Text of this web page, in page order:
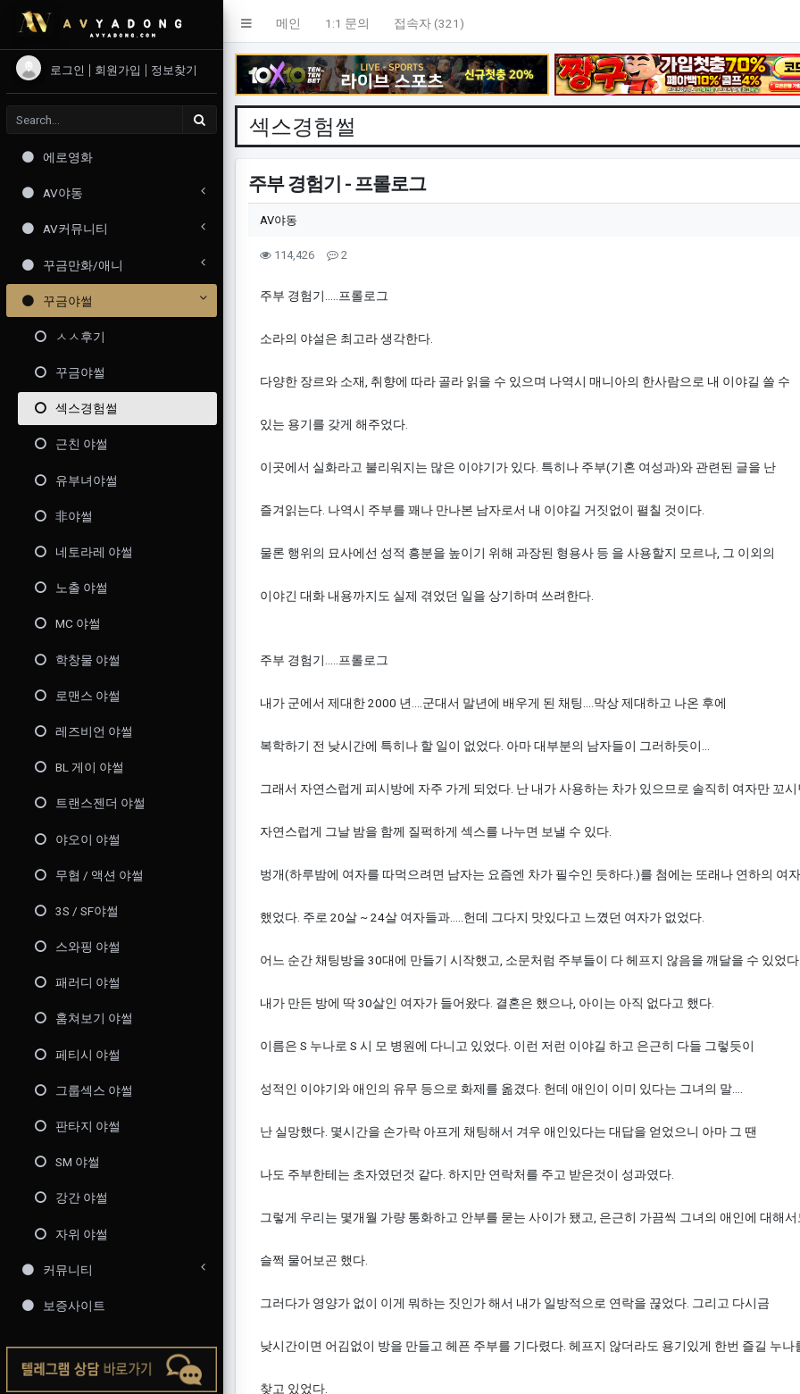
메인 1:1 문의 접속자 (321)
로그인 회원가입 정보찾기
에로영화
AV야동
AV커뮤니티
꾸금만화/애니
꾸금야썰
ㅅㅅ후기
꾸금야썰
섹스경험썰
근친 야썰
유부녀야썰
非야썰
네토라레 야썰
노출 야썰
MC 야썰
학창물 야썰
로맨스 야썰
레즈비언 야썰
BL 게이 야썰
트랜스젠더 야썰
야오이 야썰
무협 / 액션 야썰
3S / SF야썰
스와핑 야썰
패러디 야썰
훔쳐보기 야썰
페티시 야썰
그룹섹스 야썰
판타지 야썰
SM 야썰
강간 야썰
자위 야썰
커뮤니티
보증사이트
섹스경험썰
주부 경험기 - 프롤로그
작성자 정보
AV야동
컨텐츠 정보
114,426조회2댓글
본문
주부 경험기.....프롤로그
소라의 야설은 최고라 생각한다.
다양한 장르와 소재, 취향에 따라 골라 읽을 수 있으며 나역시 매니아의 한사람으로 내 이야길 쓸 수
있는 용기를 갖게 해주었다.
이곳에서 실화라고 불리워지는 많은 이야기가 있다. 특히나 주부(기혼 여성과)와 관련된 글을 난
즐겨읽는다. 나역시 주부를 꽤나 만나본 남자로서 내 이야길 거짓없이 펼칠 것이다.
물론 행위의 묘사에선 성적 흥분을 높이기 위해 과장된 형용사 등 을 사용할지 모르나, 그 이외의
이야긴 대화 내용까지도 실제 겪었던 일을 상기하며 쓰려한다.
주부 경험기.....프롤로그
내가 군에서 제대한 2000 년....군대서 말년에 배우게 된 채팅....막상 제대하고 나온 후에
복학하기 전 낮시간에 특히나 할 일이 없었다. 아마 대부분의 남자들이 그러하듯이...
그래서 자연스럽게 피시방에 자주 가게 되었다. 난 내가 사용하는 차가 있으므로 솔직히 여자만 꼬
자연스럽게 그날 밤을 함께 질퍽하게 섹스를 나누면 보낼 수 있다.
벙개(하루밤에 여자를 따먹으려면 남자는 요즘엔 차가 필수인 듯하다.)를 첨에는 또래나 연하의 여
했었다. 주로 20살 ~ 24살 여자들과.....헌데 그다지 맛있다고 느꼈던 여자가 없었다.
어느 순간 채팅방을 30대에 만들기 시작했고, 소문처럼 주부들이 다 헤프지 않음을 깨달을 수 있었
내가 만든 방에 딱 30살인 여자가 들어왔다. 결혼은 했으나, 아이는 아직 없다고 했다.
이름은 S 누나로 S 시 모 병원에 다니고 있었다. 이런 저런 이야길 하고 은근히 다들 그렇듯이
성적인 이야기와 애인의 유무 등으로 화제를 옮겼다. 헌데 애인이 이미 있다는 그녀의 말....
난 실망했다. 몇시간을 손가락 아프게 채팅해서 겨우 애인있다는 대답을 얻었으니 아마 그 땐
나도 주부한테는 초자였던것 같다. 하지만 연락처를 주고 받은것이 성과였다.
그렇게 우리는 몇개월 가량 통화하고 안부를 묻는 사이가 됐고, 은근히 가끔씩 그녀의 애인에 대해
슬쩍 물어보곤 했다.
그러다가 영양가 없이 이게 뭐하는 짓인가 해서 내가 일방적으로 연락을 끊었다. 그리고 다시금
낮시간이면 어김없이 방을 만들고 헤픈 주부를 기다렸다. 헤프지 않더라도 용기있게 한번 즐길 누나
찾고 있었다.